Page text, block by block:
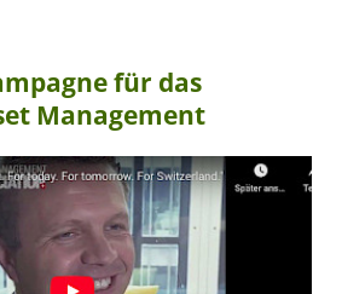
für das
Management